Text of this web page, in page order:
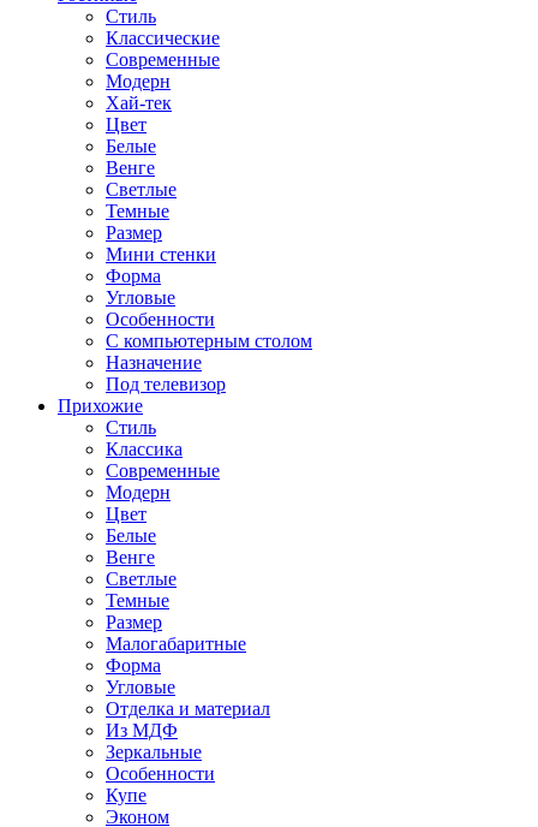
Стиль
Классические
Современные
Модерн
Хай-тек
Цвет
Белые
Венге
Светлые
Темные
Размер
Мини стенки
Форма
Угловые
Особенности
С компьютерным столом
Назначение
Под телевизор
Прихожие
Стиль
Классика
Современные
Модерн
Цвет
Белые
Венге
Светлые
Темные
Размер
Малогабаритные
Форма
Угловые
Отделка и материал
Из МДФ
Зеркальные
Особенности
Купе
Эконом